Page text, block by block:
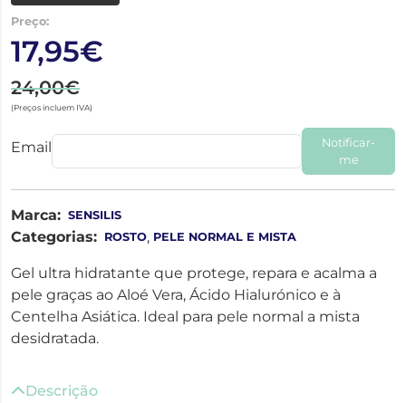
Preço:
17,95€
24,00€
(Preços incluem IVA)
Email
Notificar-
me
Marca: SENSILIS
Categorias: ROSTO, PELE NORMAL E MISTA
Gel ultra hidratante que protege, repara e acalma a
pele graças ao Aloé Vera, Ácido Hialurónico e à
Centelha Asiática. Ideal para pele normal a mista
desidratada.
Descrição